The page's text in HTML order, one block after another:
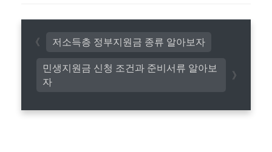
민생지원금 신청 조건과 준비서류 알아보
자
저소득층 정부지원금 종류 알아보자